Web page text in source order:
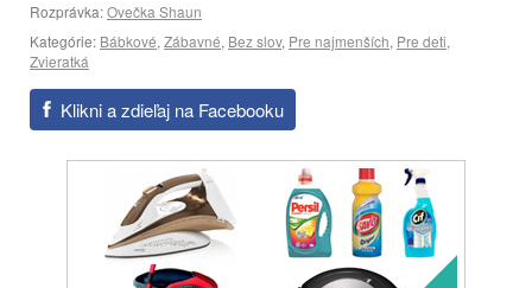
Rozprávka:Ovečka Shaun
Kategórie: Bábkové, Zábavné, Bez slov, Pre najmenších, Pre deti,
Zvieratká
Klikni a zdieľaj na Facebooku